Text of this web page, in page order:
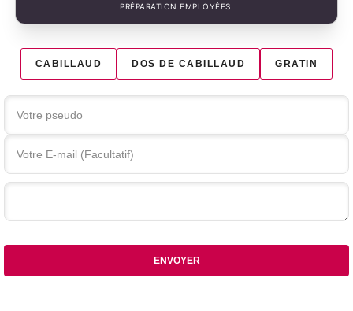
PRÉPARATION EMPLOYÉES.
CABILLAUD DOS DE CABILLAUD GRATIN
Votre commentaire
ENVOYER